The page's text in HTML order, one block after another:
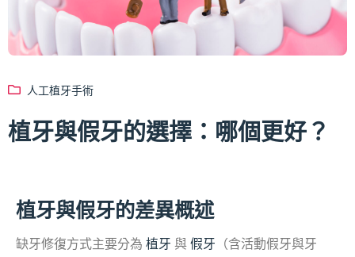
人工植牙手術
植牙與假牙的選擇：哪個更好？
植牙與假牙的差異概述
缺牙修復方式主要分為 植牙 與 假牙 （含活動假牙與牙